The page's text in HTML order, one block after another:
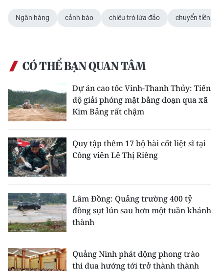
Ngân hàng cảnh báo chiêu trò lừa đảo chuyển tiền
CÓ THỂ BẠN QUAN TÂM
Dự án cao tốc Vinh-Thanh Thủy: Tiến
độ giải phóng mặt bằng đoạn qua xã
Kim Bảng rất chậm
Quy tập thêm 17 bộ hài cốt liệt sĩ tại
Công viên Lê Thị Riêng
Lâm Đồng: Quảng trường 400 tỷ
đồng sụt lún sau hơn một tuần khánh
thành
Quảng Ninh phát động phong trào
thi đua hướng tới trở thành thành